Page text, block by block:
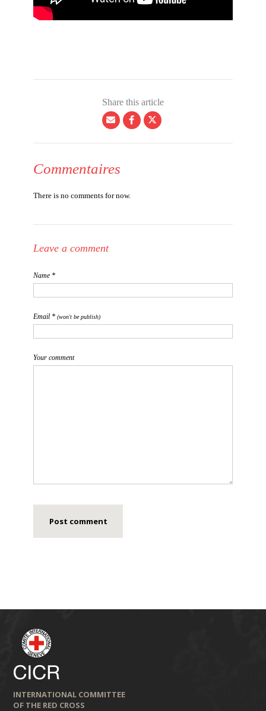
Share this article
Commentaires
There is no comments for now.
Leave a comment
Name *
Email * (won't be publish)
Your comment
INTERNATIONAL COMMITTEE
OF THE RED CROSS